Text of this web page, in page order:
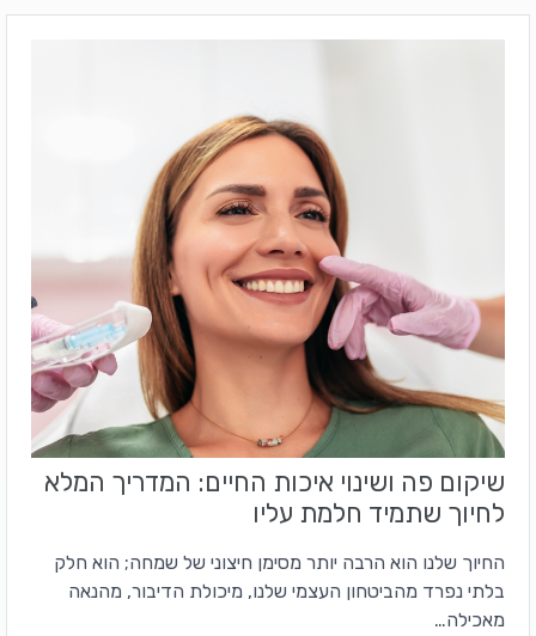
שיקום פה ושינוי איכות החיים: המדריך המלא
לחיוך שתמיד חלמת עליו
החיוך שלנו הוא הרבה יותר מסימן חיצוני של שמחה; הוא חלק
בלתי נפרד מהביטחון העצמי שלנו, מיכולת הדיבור, מהנאה
מאכילה…